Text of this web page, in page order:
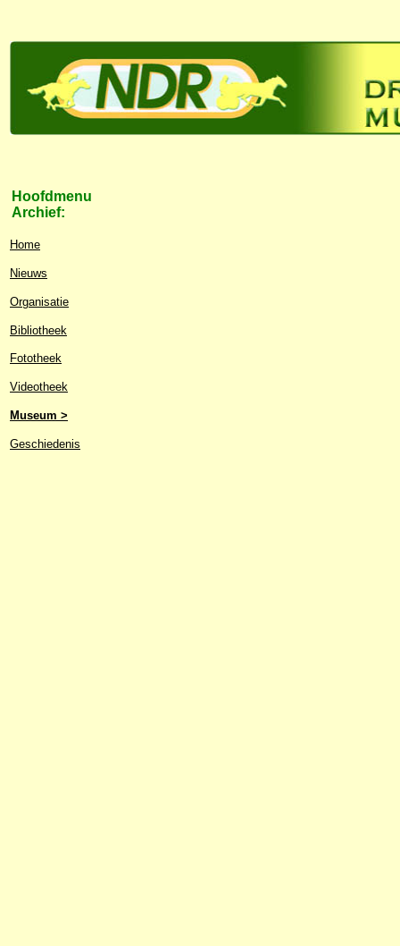
Hoofdmenu
Archief:
Home
Nieuws
Organisatie
Bibliotheek
Fototheek
Videotheek
Museum >
Geschiedenis